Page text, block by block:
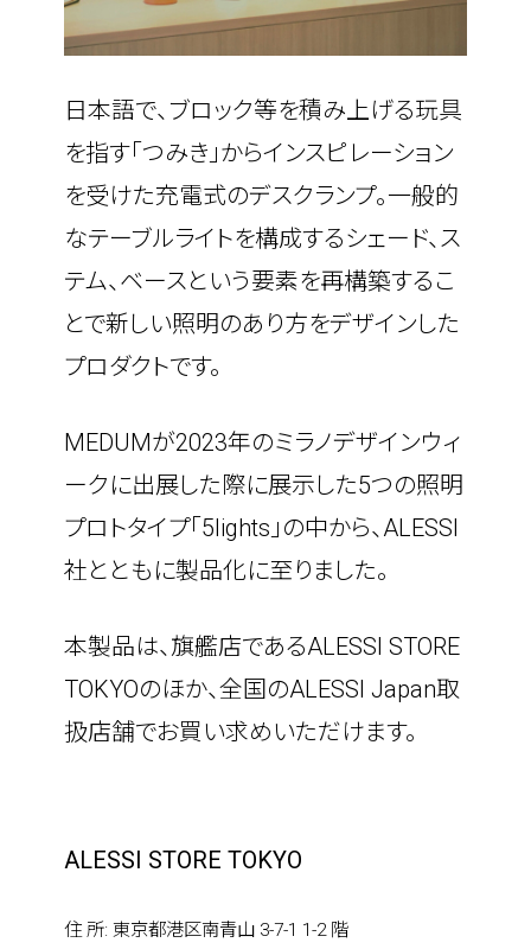
who we are
what we do
projects
journal
careers
contact
日本語で、ブロック等を積み上げる玩具
を指す「つみき」からインスピレーション
を受けた充電式のデスクランプ。一般的
なテーブルライトを構成するシェード、ス
テム、ベースという要素を再構築するこ
とで新しい照明のあり方をデザインした
プロダクトです。
MEDUMが2023年のミラノデザインウィ
ークに出展した際に展示した5つの照明
プロトタイプ「5lights」の中から、ALESSI
社とともに製品化に至りました。
本製品は、旗艦店であるALESSI STORE
TOKYOのほか、全国のALESSI Japan取
扱店舗でお買い求めいただけます。
ALESSI STORE TOKYO
住 所: 東京都港区南青山 3-7-1 1-2 階